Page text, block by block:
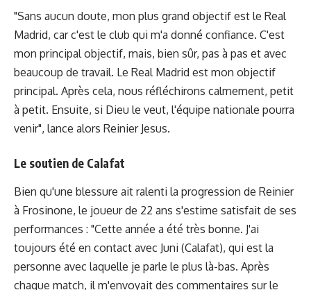
"Sans aucun doute, mon plus grand objectif est le Real
Madrid, car c'est le club qui m'a donné confiance. C'est
mon principal objectif, mais, bien sûr, pas à pas et avec
beaucoup de travail. Le Real Madrid est mon objectif
principal. Après cela, nous réfléchirons calmement, petit
à petit. Ensuite, si Dieu le veut, l'équipe nationale pourra
venir", lance alors Reinier Jesus.
Le soutien de Calafat
Bien qu'une blessure ait ralenti la progression de Reinier
à Frosinone, le joueur de 22 ans s'estime satisfait de ses
performances : "Cette année a été très bonne. J'ai
toujours été en contact avec Juni (Calafat), qui est la
personne avec laquelle je parle le plus là-bas. Après
chaque match, il m'envoyait des commentaires sur le